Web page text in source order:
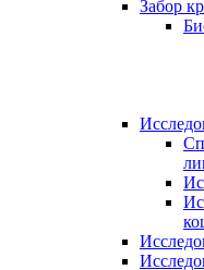
Забор